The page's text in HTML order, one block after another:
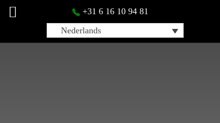
+31 6 16 10 94 81
Nederlands